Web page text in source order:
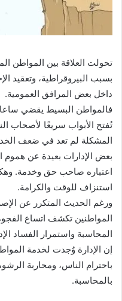
تحولت العلاقة بين المواطن
بسبب البيروقراطية، وتعقيد
داخل بعض المرافق العمومية.
فالمواطن البسيط يقضي ساعات
تُفتح الأبواب سريعًا لأصحاب
المشكلة لم تعد في ضعف
بعض الإدارات بعيدة عن هموم
اعتباره صاحب حق وخدمة.
استنزاف للوقت والكرامة.
ورغم الحديث المتكرر عن
المواطنين تكشف اتساع
المحاسبة واستمرار الفساد
إن الإدارة وُجدت لخدمة
باحترام الناس، ومحاربة
بالمحاسبة.